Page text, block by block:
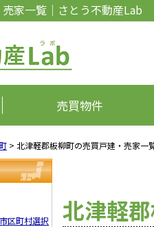
家一覧｜さとう不動産Lab
売買物件
> 北津軽郡板柳町の売買戸建・売家一
市区町村選択
北津軽